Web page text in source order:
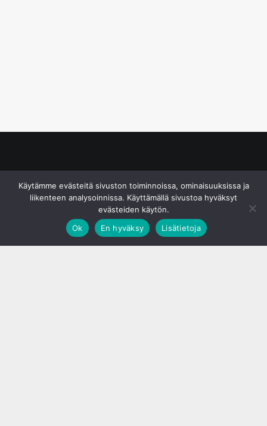
Käytämme evästeitä sivuston toiminnoissa, ominaisuuksissa ja
liikenteen analysoinnissa. Käyttämällä sivustoa hyväksyt
evästeiden käytön.
Ok
En hyväksy Lisätietoja